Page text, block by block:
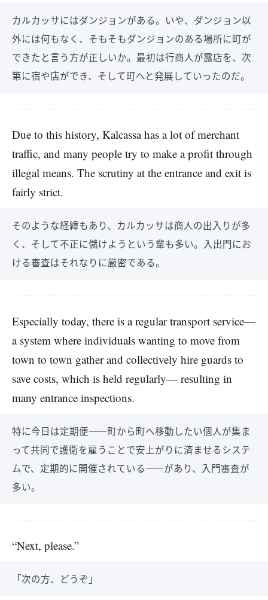
カルカッサにはダンジョンがある。いや、ダンジョン以
外には何もなく、そもそもダンジョンのある場所に町が
できたと言う方が正しいか。最初は行商人が露店を、次
第に宿や店ができ、そして町へと発展していったのだ。
Due to this history, Kalcassa has a lot of merchant
traffic, and many people try to make a profit through
illegal means. The scrutiny at the entrance and exit is
fairly strict.
そのような経緯もあり、カルカッサは商人の出入りが多
く、そして不正に儲けようという輩も多い。入出門にお
ける審査はそれなりに厳密である。
Especially today, there is a regular transport service—
a system where individuals wanting to move from
town to town gather and collectively hire guards to
save costs, which is held regularly— resulting in
many entrance inspections.
特に今日は定期便――町から町へ移動したい個人が集ま
って共同で護衛を雇うことで安上がりに済ませるシステ
ムで、定期的に開催されている――があり、入門審査が
多い。
“Next, please.”
「次の方、どうぞ」